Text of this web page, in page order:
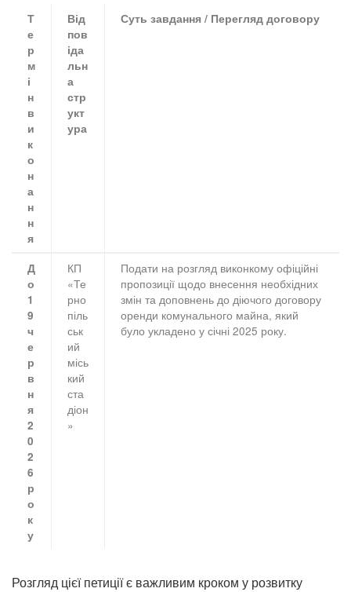
Т
е
р
м
і
н
в
и
к
о
н
а
н
н
я
Від
пов
іда
льн
а
стр
укт
ура
Суть завдання / Перегляд договору
Д
о
1
9
ч
е
р
в
н
я
2
0
2
6
р
о
к
у
КП
«Те
рно
піль
ськ
ий
місь
кий
ста
діон
»
Подати на розгляд виконкому офіційні
пропозиції щодо внесення необхідних
змін та доповнень до діючого договору
оренди комунального майна, який
було укладено у січні 2025 року.
Розгляд цієї петиції є важливим кроком у розвитку